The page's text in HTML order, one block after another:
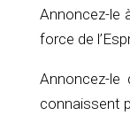
Annoncez-le
force de
Annoncez-
connaissent